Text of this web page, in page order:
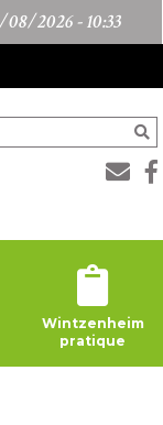
08/2026 -10:33
Wintzenheim
pratique